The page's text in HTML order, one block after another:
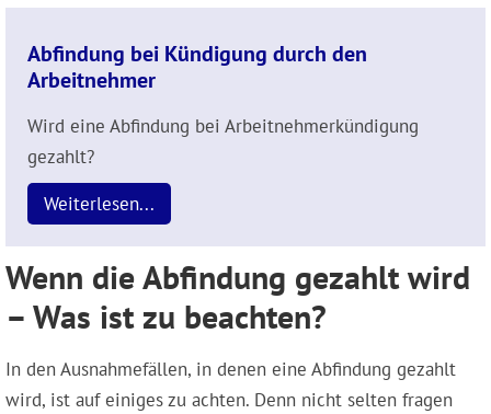
Abfindung bei Kündigung durch den
Arbeitnehmer
Wird eine Abfindung bei Arbeitnehmerkündigung
gezahlt?
Weiterlesen...
Wenn die Abfindung gezahlt wird
– Was ist zu beachten?
In den Ausnahmefällen, in denen eine Abfindung gezahlt
wird, ist auf einiges zu achten. Denn nicht selten fragen